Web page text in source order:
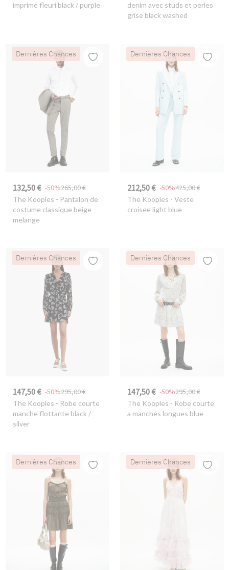
imprimé fleuri black / purple
denim avec studs et perles
grise black washed
Dernières Chances
132,50 € 265,00 €
-50%
The Kooples - Pantalon de
costume classique beige
melange
Dernières Chances
212,50 € 425,00 €
-50%
The Kooples - Veste
croisee light blue
Dernières Chances
147,50 € 295,00 €
-50%
The Kooples - Robe courte
manche flottante black /
silver
Dernières Chances
147,50 € 295,00 €
-50%
The Kooples - Robe courte
a manches longues blue
Dernières Chances Dernières Chances